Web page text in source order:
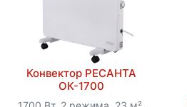
Конвектор РЕСАНТА
ОК-1700